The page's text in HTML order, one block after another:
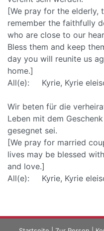
[We pray for the elderly,
remember the faithfully
who are close to our
Bless them and keep
day you will reunite us
home.]
All(e): Kyrie, Kyrie
Wir beten für die
Leben mit dem
gesegnet sei.
[We pray for married
lives may be blessed
and love.]
All(e): Kyrie, Kyrie